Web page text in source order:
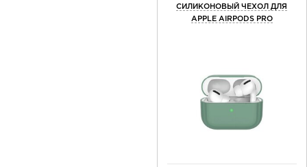
СИЛИКОНОВЫЙ ЧЕХОЛ ДЛЯ
APPLE AIRPODS PRO